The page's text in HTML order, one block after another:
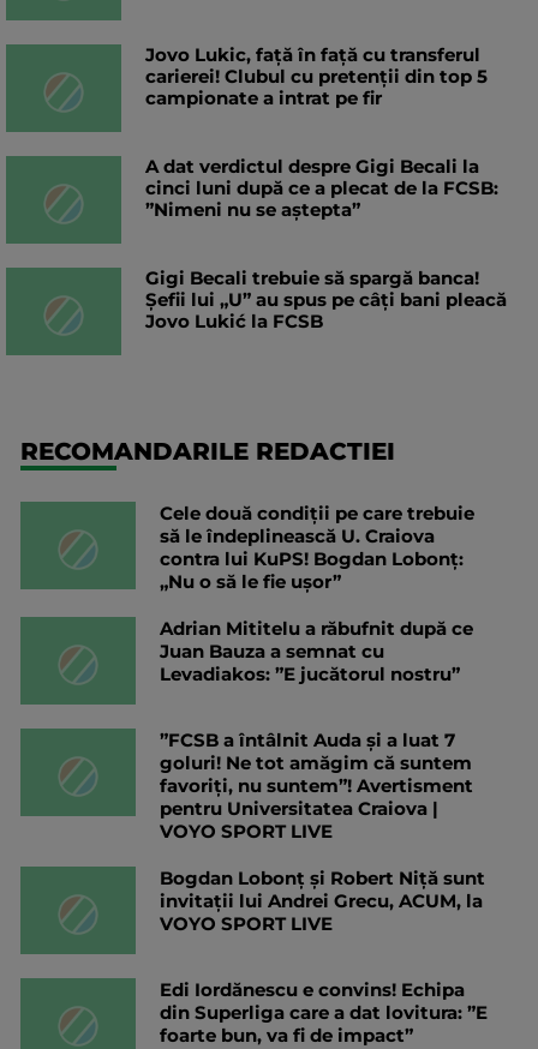
Jovo Lukic, față în față cu transferul
carierei! Clubul cu pretenții din top 5
campionate a intrat pe fir
A dat verdictul despre Gigi Becali la
cinci luni după ce a plecat de la FCSB:
”Nimeni nu se aștepta”
Gigi Becali trebuie să spargă banca!
Șefii lui „U” au spus pe câți bani pleacă
Jovo Lukić la FCSB
RECOMANDARILE REDACTIEI
Cele două condiții pe care trebuie
să le îndeplinească U. Craiova
contra lui KuPS! Bogdan Lobonț:
„Nu o să le fie ușor”
Adrian Mititelu a răbufnit după ce
Juan Bauza a semnat cu
Levadiakos: ”E jucătorul nostru”
”FCSB a întâlnit Auda și a luat 7
goluri! Ne tot amăgim că suntem
favoriți, nu suntem”! Avertisment
pentru Universitatea Craiova |
VOYO SPORT LIVE
Bogdan Lobonț și Robert Niță sunt
invitații lui Andrei Grecu, ACUM, la
VOYO SPORT LIVE
Edi Iordănescu e convins! Echipa
din Superliga care a dat lovitura: ”E
foarte bun, va fi de impact”